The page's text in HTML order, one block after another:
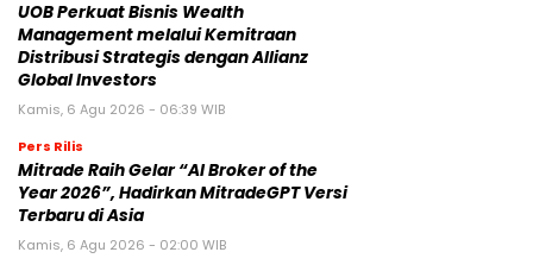
UOB Perkuat Bisnis Wealth
Management melalui Kemitraan
Distribusi Strategis dengan Allianz
Global Investors
Kamis, 6 Agu 2026 - 06:39 WIB
Pers Rilis
Mitrade Raih Gelar “AI Broker of the
Year 2026”, Hadirkan MitradeGPT Versi
Terbaru di Asia
Kamis, 6 Agu 2026 - 02:00 WIB